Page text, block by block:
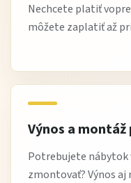
minimalistických
Áno, konštrukcia je
používanie.
Nie, stačí bežné
Čo si na nej
Nechcete platiť
môžete zaplatiť až
Výnos a
Potrebujete nábytok
zmontovať? Výnos